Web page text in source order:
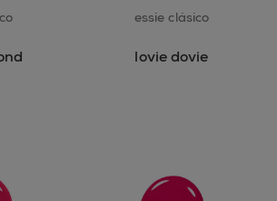
essie clásico
lovie dovie